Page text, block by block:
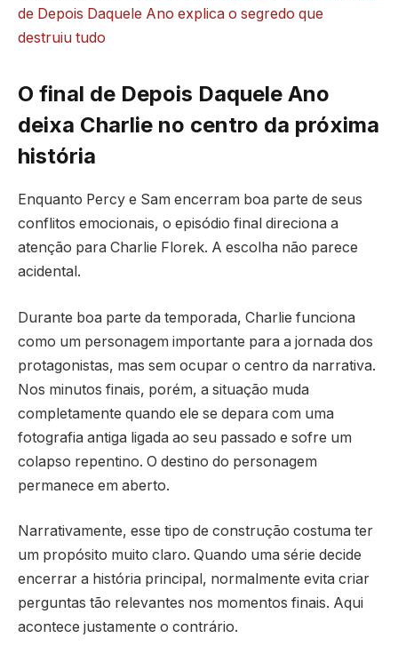
de Depois Daquele Ano explica o segredo que
destruiu tudo
O final de Depois Daquele Ano
deixa Charlie no centro da próxima
história
Enquanto Percy e Sam encerram boa parte de seus
conflitos emocionais, o episódio final direciona a
atenção para Charlie Florek. A escolha não parece
acidental.
Durante boa parte da temporada, Charlie funciona
como um personagem importante para a jornada dos
protagonistas, mas sem ocupar o centro da narrativa.
Nos minutos finais, porém, a situação muda
completamente quando ele se depara com uma
fotografia antiga ligada ao seu passado e sofre um
colapso repentino. O destino do personagem
permanece em aberto.
Narrativamente, esse tipo de construção costuma ter
um propósito muito claro. Quando uma série decide
encerrar a história principal, normalmente evita criar
perguntas tão relevantes nos momentos finais. Aqui
acontece justamente o contrário.